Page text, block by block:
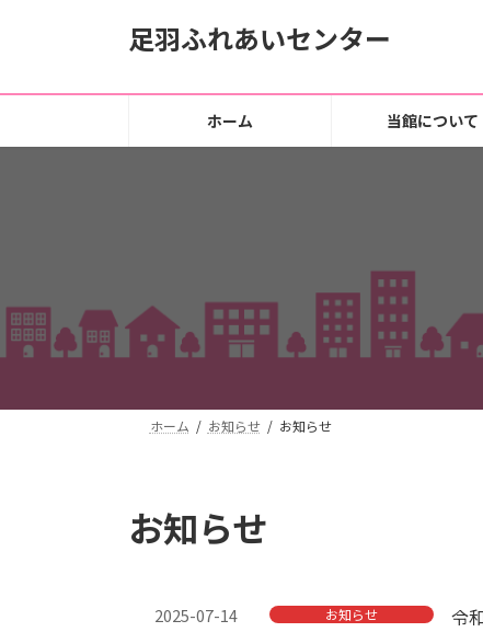
ン
へ
ー
ョ
足羽ふれあいセンター
ホーム 当館について
ホーム お知らせ お知らせ
お知らせ
2025-07-14 お知らせ 令